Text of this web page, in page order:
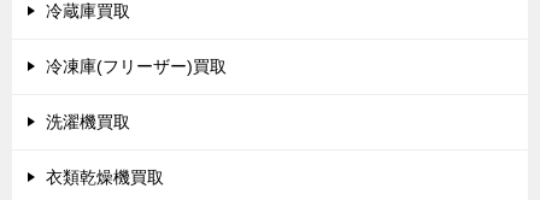
冷蔵庫買取
冷凍庫(フリーザー)買取
洗濯機買取
衣類乾燥機買取